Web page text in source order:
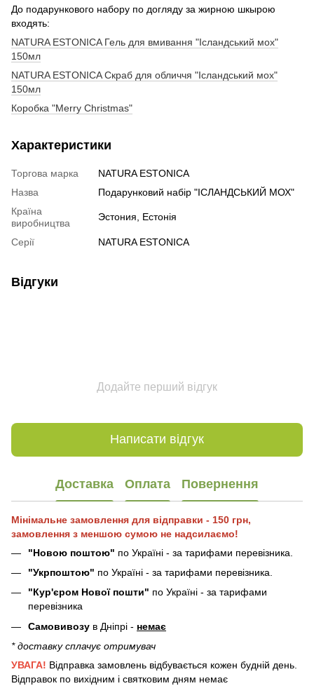
До подарункового набору по догляду за жирною шкырою
входять:
NATURA ESTONICA Гель для вмивання "Ісландський мох"
150мл
NATURA ESTONICA Скраб для обличчя "Ісландський мох"
150мл
Коробка "Merry Christmas"
Характеристики
Торгова марка
NATURA ESTONICA
Назва
Подарунковий набір "ІСЛАНДСЬКИЙ МОХ"
Країна
виробництва
Эстония, Естонія
Серії NATURA ESTONICA
Відгуки
Додайте перший відгук
Написати відгук
Доставка Оплата Повернення
Мінімальне замовлення для відправки - 150 грн,
замовлення з меншою сумою не надсилаємо!
"Новою поштою" по Україні - за тарифами перевізника.
"Укрпоштою" по Україні - за тарифами перевізника.
"Кур'єром Нової пошти" по Україні - за тарифами
перевізника
Самовивозу в Дніпрі - немає
* доставку сплачує отримувач
УВАГА! Відправка замовлень відбувається кожен будній день.
Відправок по вихідним і святковим дням немає